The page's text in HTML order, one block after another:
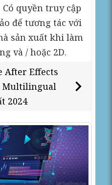
Có quyền truy cập
để tương tác với
sản xuất khi làm
và / hoặc 2D.
After Effects
Multilingual
2024